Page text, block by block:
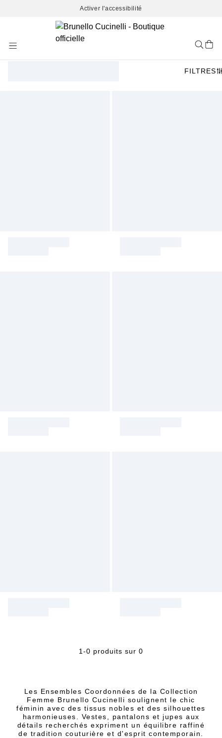
Activer l'accessibilité
Content
FILTRES
1-0 produits sur 0
Les Ensembles Coordonnées de la Collection
Femme Brunello Cucinelli soulignent le chic
féminin avec des tissus nobles et des silhouettes
harmonieuses. Vestes, pantalons et jupes aux
détails recherchés expriment un équilibre raffiné
de tradition couturière et d'esprit contemporain.